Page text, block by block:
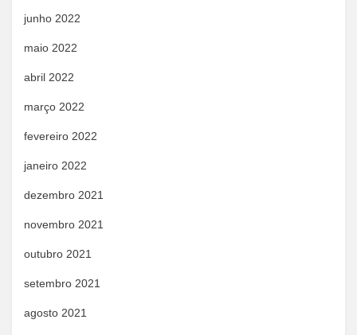
junho 2022
maio 2022
abril 2022
março 2022
fevereiro 2022
janeiro 2022
dezembro 2021
novembro 2021
outubro 2021
setembro 2021
agosto 2021